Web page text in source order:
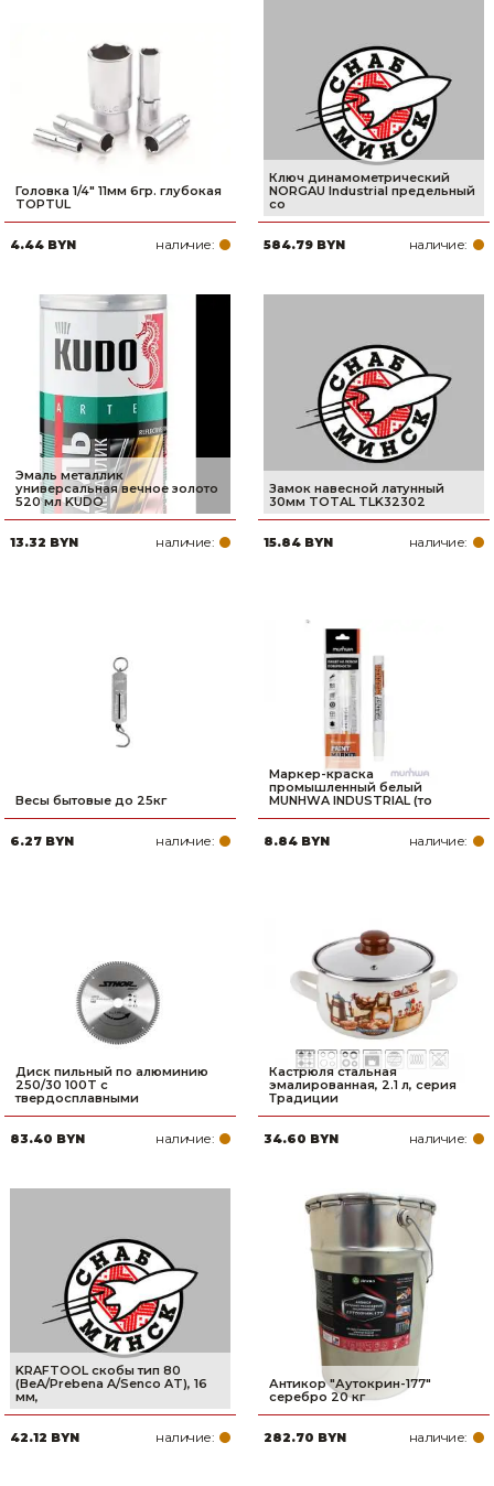
Головка 1/4" 11мм 6гр. глубокая
TOPTUL
4.44 BYN наличие:
Ключ динамометрический
NORGAU Industrial предельный
со
584.79 BYN наличие:
Эмаль металлик
универсальная вечное золото
520 мл KUDO
13.32 BYN наличие:
Замок навесной латунный
30мм TOTAL TLK32302
15.84 BYN наличие:
Весы бытовые до 25кг
6.27 BYN наличие:
Маркер-краска
промышленный белый
MUNHWA INDUSTRIAL (то
8.84 BYN наличие:
Диск пильный по алюминию
250/30 100T с
твердосплавными
83.40 BYN наличие:
Кастрюля стальная
эмалированная, 2.1 л, серия
Традиции
34.60 BYN наличие:
KRAFTOOL скобы тип 80
(BeA/Prebena A/Senco AT), 16
мм,
42.12 BYN наличие:
Антикор "Аутокрин-177"
серебро 20 кг
282.70 BYN наличие: